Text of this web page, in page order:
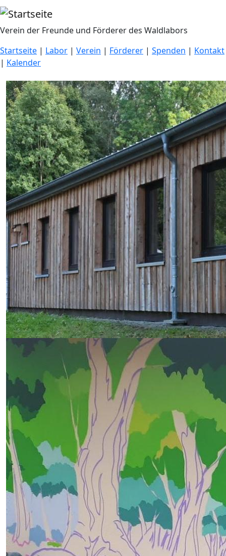
Direkt zum Inhalt
Verein der Freunde und Förderer des Waldlabors
Startseite | Labor | Verein | Förderer | Spenden | Kontakt
| Kalender